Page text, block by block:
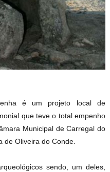
é um projeto local de
que teve o total empenho
Municipal de Carregal do
de Oliveira do Conde.
sendo, um deles,